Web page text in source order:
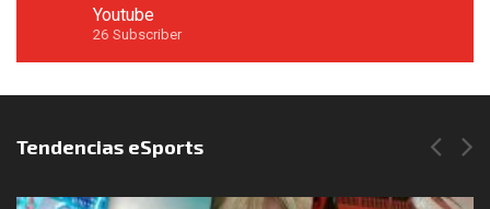
Youtube
26 Subscriber
Síguenos en Instagram
Tendencias eSports